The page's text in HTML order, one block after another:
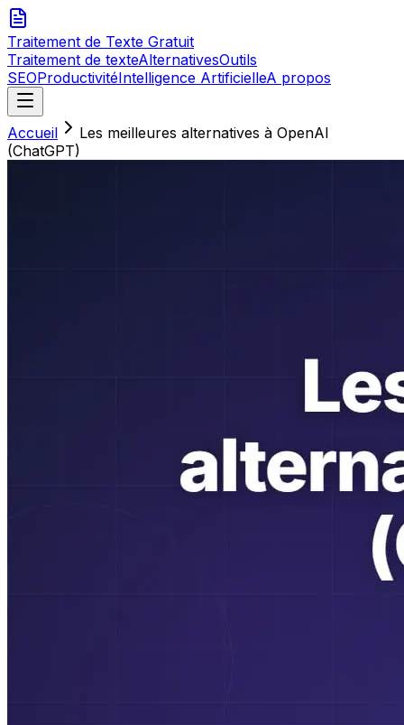
Traitement de Texte Gratuit
Traitement de texteAlternativesOutils
SEOProductivitéIntelligence ArtificielleA propos
Accueil
Les meilleures alternatives à OpenAI
(ChatGPT)